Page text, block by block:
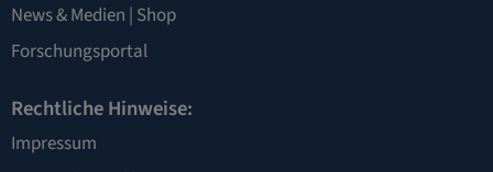
News & Medien | Shop
Forschungsportal
Rechtliche Hinweise:
Impressum